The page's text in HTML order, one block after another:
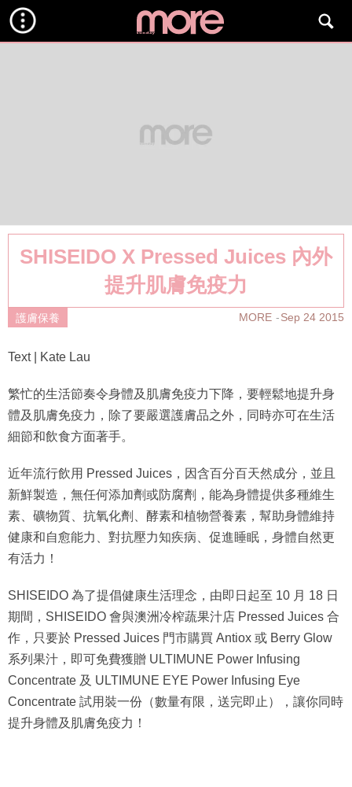
SHISEIDO X Pressed Juices 內外
提升肌膚免疫力
護膚保養 MORE Sep 24 2015
Text | Kate Lau
繁忙的生活節奏令身體及肌膚免疫力下降，要輕鬆地提升身
體及肌膚免疫力，除了要嚴選護膚品之外，同時亦可在生活
細節和飲食方面著手。
近年流行飲用 Pressed Juices，因含百分百天然成分，並且
新鮮製造，無任何添加劑或防腐劑，能為身體提供多種維生
素、礦物質、抗氧化劑、酵素和植物營養素，幫助身體維持
健康和自愈能力、對抗壓力知疾病、促進睡眠，身體自然更
有活力！
SHISEIDO 為了提倡健康生活理念，由即日起至 10 月 18 日
期間，SHISEIDO 會與澳洲冷榨蔬果汁店 Pressed Juices 合
作，只要於 Pressed Juices 門市購買 Antiox 或 Berry Glow
系列果汁，即可免費獲贈 ULTIMUNE Power Infusing
Concentrate 及 ULTIMUNE EYE Power Infusing Eye
Concentrate 試用裝一份（數量有限，送完即止），讓你同時
提升身體及肌膚免疫力！